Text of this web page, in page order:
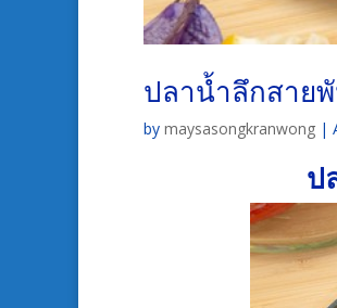
ปลาน้ำลึกสาย
by maysasongkranwong |
ป